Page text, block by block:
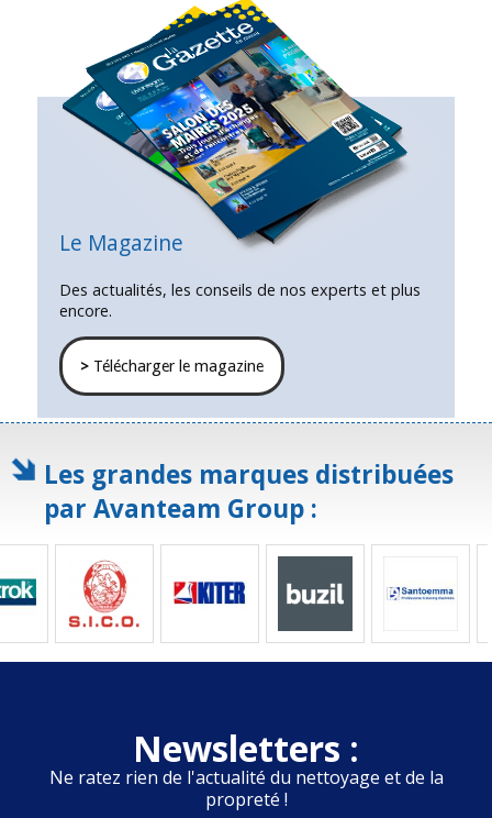
Le Magazine
Des actualités, les conseils de nos experts et plus
encore.
>Télécharger le magazine
Les grandes marques distribuées
par Avanteam Group :
Newsletters :
Ne ratez rien de l'actualité du nettoyage et de la
propreté !